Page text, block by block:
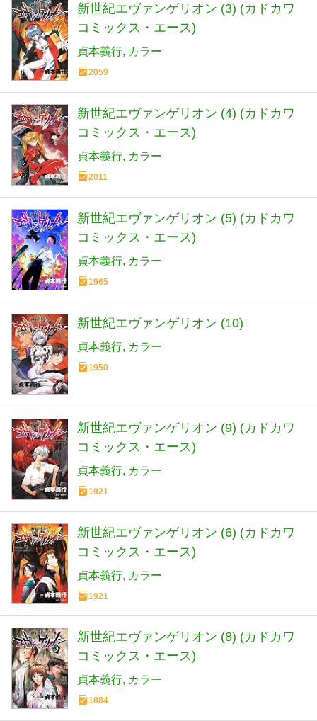
新世紀エヴァンゲリオン (3) (カドカワ
コミックス・エース)
貞本義行 カラー
2059
新世紀エヴァンゲリオン (4) (カドカワ
コミックス・エース)
貞本義行 カラー
2011
新世紀エヴァンゲリオン (5) (カドカワ
コミックス・エース)
貞本義行 カラー
1965
新世紀エヴァンゲリオン (10)
貞本義行 カラー
1950
新世紀エヴァンゲリオン (9) (カドカワ
コミックス・エース)
貞本義行 カラー
1921
新世紀エヴァンゲリオン (6) (カドカワ
コミックス・エース)
貞本義行 カラー
1921
新世紀エヴァンゲリオン (8) (カドカワ
コミックス・エース)
貞本義行 カラー
1884